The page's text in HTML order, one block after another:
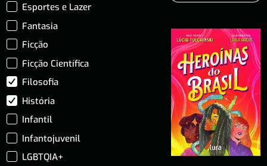
Esportes e Lazer
Fantasia
Ficção
Ficção Científica
Filosofia
História
Infantil
Infantojuvenil
LGBTQIA+